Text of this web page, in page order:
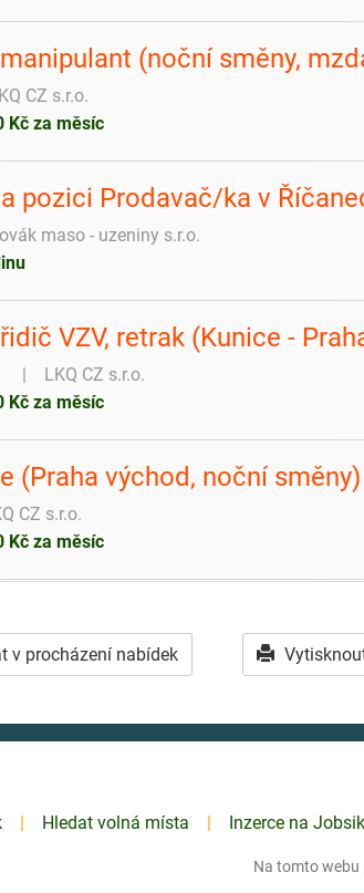
(noční směny,
CZ s.r.o.
Kč za měsíc
pozici Prodavač/ka v
maso - uzeniny s.r.o.
VZV, retrak (Kunice -
LKQ CZ s.r.o.
Kč za měsíc
(Praha východ, noční směny)
CZ s.r.o.
Kč za měsíc
v procházení nabídek
Hledat volná místa Inzerce na
Na tomto